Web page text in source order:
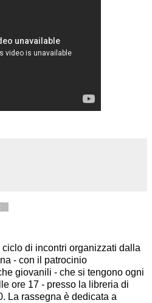
ciclo di incontri organizzati dalla
- con il patrocinio
giovanili - che si tengono ogni
ore 17 - presso la libreria di
La rassegna è dedicata a